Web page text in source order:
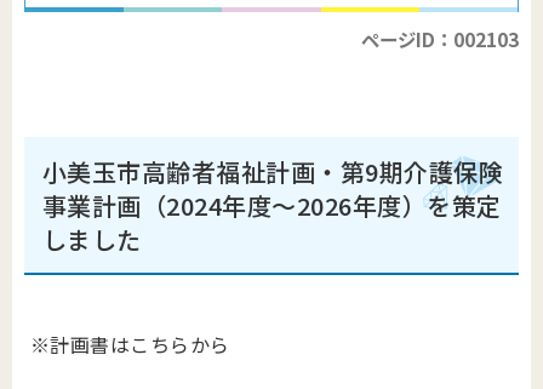
ページID：002103
小美玉市高齢者福祉計画・第9期介護保険
事業計画（2024年度～2026年度）を策定
しました
※計画書はこちらから